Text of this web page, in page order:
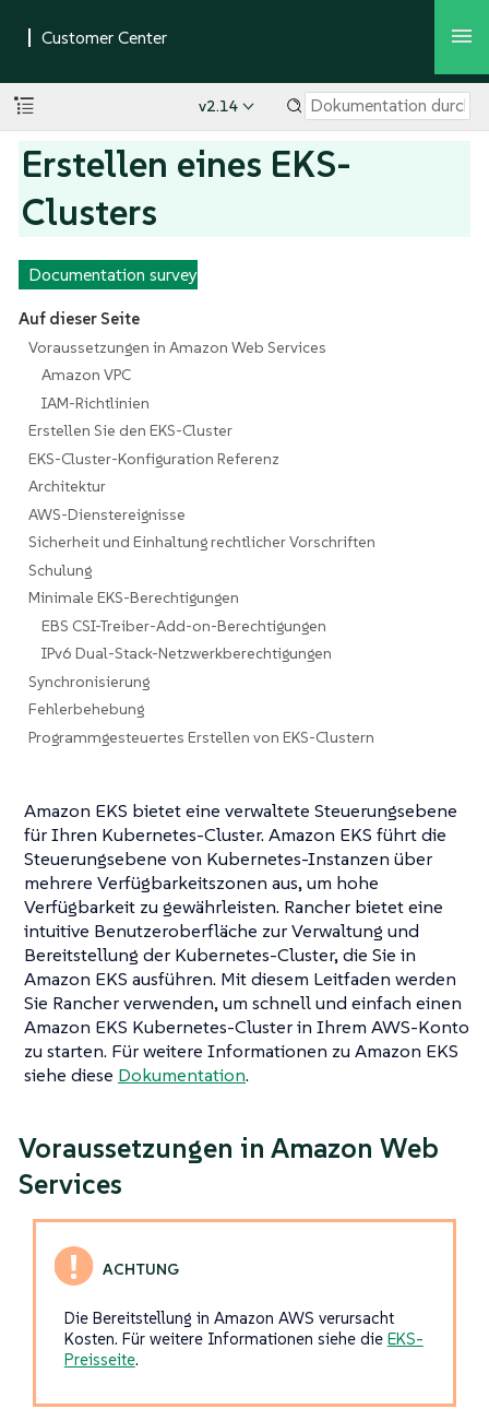
v2.14
Erstellen eines EKS-
Clusters
Documentation survey
Auf dieser Seite
Voraussetzungen in Amazon Web Services
Amazon VPC
IAM-Richtlinien
Erstellen Sie den EKS-Cluster
EKS-Cluster-Konfiguration Referenz
Architektur
AWS-Dienstereignisse
Sicherheit und Einhaltung rechtlicher Vorschriften
Schulung
Minimale EKS-Berechtigungen
EBS CSI-Treiber-Add-on-Berechtigungen
IPv6 Dual-Stack-Netzwerkberechtigungen
Synchronisierung
Fehlerbehebung
Programmgesteuertes Erstellen von EKS-Clustern
Amazon EKS bietet eine verwaltete Steuerungsebene
für Ihren Kubernetes-Cluster. Amazon EKS führt die
Steuerungsebene von Kubernetes-Instanzen über
mehrere Verfügbarkeitszonen aus, um hohe
Verfügbarkeit zu gewährleisten. Rancher bietet eine
intuitive Benutzeroberfläche zur Verwaltung und
Bereitstellung der Kubernetes-Cluster, die Sie in
Amazon EKS ausführen. Mit diesem Leitfaden werden
Sie Rancher verwenden, um schnell und einfach einen
Amazon EKS Kubernetes-Cluster in Ihrem AWS-Konto
zu starten. Für weitere Informationen zu Amazon EKS
siehe diese Dokumentation.
Voraussetzungen in Amazon Web
Services
Die Bereitstellung in Amazon AWS verursacht
Kosten. Für weitere Informationen siehe die EKS-
Preisseite.